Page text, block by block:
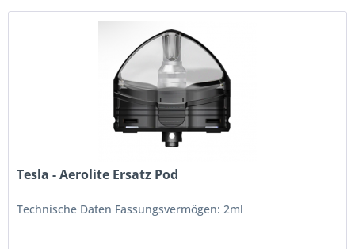
Tesla - Aerolite Ersatz Pod
Technische Daten Fassungsvermögen: 2ml